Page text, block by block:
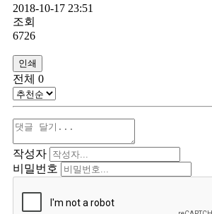
2018-10-17 23:51
조회
6726
인쇄
전체 0
작성자
비밀번호